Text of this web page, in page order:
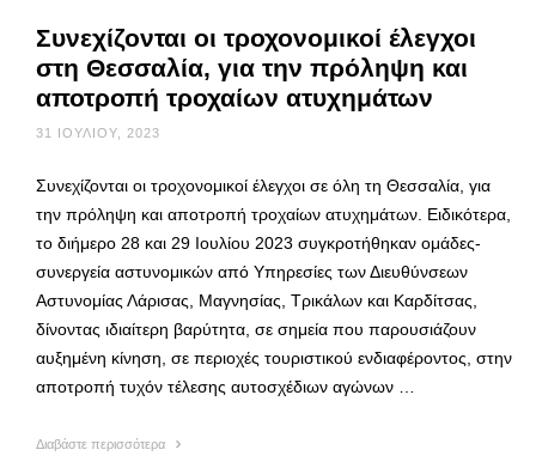
Συνεχίζονται οι τροχονομικοί έλεγχοι
στη Θεσσαλία, για την πρόληψη και
αποτροπή τροχαίων ατυχημάτων
31 ΙΟΥΛΊΟΥ, 2023
Συνεχίζονται οι τροχονομικοί έλεγχοι σε όλη τη Θεσσαλία, για
την πρόληψη και αποτροπή τροχαίων ατυχημάτων. Ειδικότερα,
το διήμερο 28 και 29 Ιουλίου 2023 συγκροτήθηκαν ομάδες-
συνεργεία αστυνομικών από Υπηρεσίες των Διευθύνσεων
Αστυνομίας Λάρισας, Μαγνησίας, Τρικάλων και Καρδίτσας,
δίνοντας ιδιαίτερη βαρύτητα, σε σημεία που παρουσιάζουν
αυξημένη κίνηση, σε περιοχές τουριστικού ενδιαφέροντος, στην
αποτροπή τυχόν τέλεσης αυτοσχέδιων αγώνων …
Διαβάστε περισσότερα